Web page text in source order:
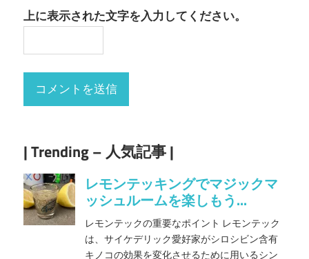
上に表示された文字を入力してください。
| Trending – 人気記事 |